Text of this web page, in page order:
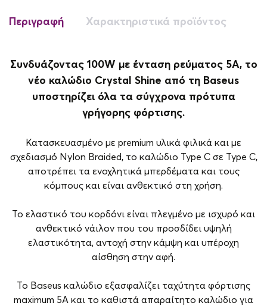
Περιγραφή Χαρακτηριστικά προϊόντος
Συνδυάζοντας 100W με ένταση ρεύματος 5A, το
νέο καλώδιο Crystal Shine από τη Baseus
υποστηρίζει όλα τα σύγχρονα πρότυπα
γρήγορης φόρτισης.
Κατασκευασμένο με premium υλικά φιλικά και με
σχεδιασμό Nylon Braided, το καλώδιο Type C σε Type C,
αποτρέπει τα ενοχλητικά μπερδέματα και τους
κόμπους και είναι ανθεκτικό στη χρήση.
Το ελαστικό του κορδόνι είναι πλεγμένο με ισχυρό και
ανθεκτικό νάιλον που του προσδίδει υψηλή
ελαστικότητα, αντοχή στην κάμψη και υπέροχη
αίσθηση στην αφή.
Το Baseus καλώδιο εξασφαλίζει ταχύτητα φόρτισης
maximum 5A και το καθιστά απαραίτητο καλώδιο για